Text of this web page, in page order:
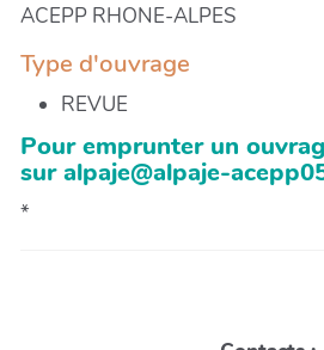
ACEPP RHONE-ALPES
Type d'ouvrage
REVUE
Pour emprunter un
sur alpaje@alpaje-
*